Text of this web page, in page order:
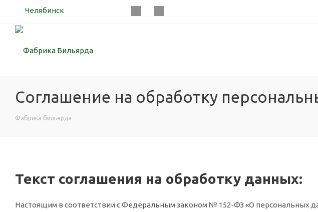
Челябинск
Соглашение на обработку
Фабрика бильярда
Текст соглашения на обработку данных:
Настоящим в соответствии с Федеральным законом № 152-ФЗ «О персональных